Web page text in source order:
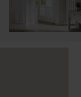
Matowy